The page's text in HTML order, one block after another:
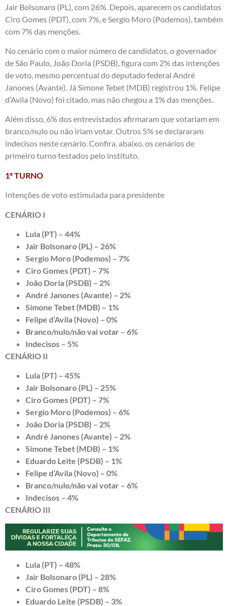
Jair Bolsonaro (PL), com 26%. Depois, aparecem os candidatos
Ciro Gomes (PDT), com 7%, e Sergio Moro (Podemos), também
com 7% das menções.
No cenário com o maior número de candidatos, o governador
de São Paulo, João Doria (PSDB), figura com 2% das intenções
de voto, mesmo percentual do deputado federal André
Janones (Avante). Já Simone Tebet (MDB) registrou 1%. Felipe
d’Avila (Novo) foi citado, mas não chegou a 1% das menções.
Além disso, 6% dos entrevistados afirmaram que votariam em
branco/nulo ou não iriam votar. Outros 5% se declararam
indecisos neste cenário. Confira, abaixo, os cenários de
primeiro turno testados pelo instituto.
1º TURNO
Intenções de voto estimulada para presidente
CENÁRIO I
Lula (PT) – 44%
Jair Bolsonaro (PL) – 26%
Sergio Moro (Podemos) – 7%
Ciro Gomes (PDT) – 7%
João Doria (PSDB) – 2%
André Janones (Avante) – 2%
Simone Tebet (MDB) – 1%
Felipe d’Avila (Novo) – 0%
Branco/nulo/não vai votar – 6%
Indecisos – 5%
CENÁRIO II
Lula (PT) – 45%
Jair Bolsonaro (PL) – 25%
Ciro Gomes (PDT) – 7%
Sergio Moro (Podemos) – 6%
João Doria (PSDB) – 2%
André Janones (Avante) – 2%
Simone Tebet (MDB) – 1%
Eduardo Leite (PSDB) – 1%
Felipe d’Avila (Novo) – 0%
Branco/nulo/não vai votar – 6%
Indecisos – 4%
CENÁRIO III
Lula (PT) – 48%
Jair Bolsonaro (PL) – 28%
Ciro Gomes (PDT) – 8%
Eduardo Leite (PSDB) – 3%